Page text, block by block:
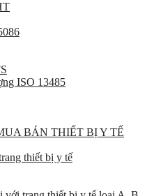
ISO 13485
BÁN THIẾT BỊ Y TẾ
thiết bị y tế